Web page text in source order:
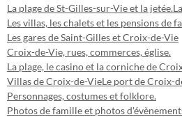
La plage de St-Gilles-sur-Vie et la jetée.
Les villas, les chalets et les pensions de
Les gares de Saint-Gilles et Croix-de-Vie
Croix-de-Vie, rues, commerces, église.
La plage, le casino et la corniche de
Villas de Croix-de-VieLe port de Croix-
Personnages, costumes et folklore.
Photos de famille et photos